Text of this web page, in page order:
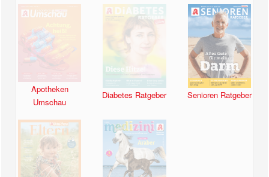
Apotheken
Umschau
Diabetes Ratgeber Senioren Ratgeber